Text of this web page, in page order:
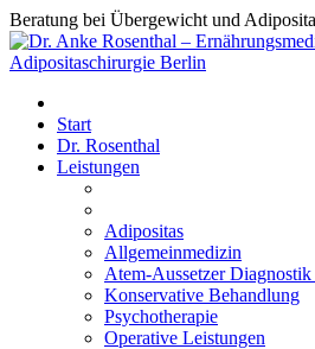
Beratung bei Übergewicht und
Start
Dr. Rosenthal
Leistungen
Adipositas
Allgemeinmedizin
Atem-Aussetzer
Konservative Behandlung
Psychotherapie
Operative Leistungen